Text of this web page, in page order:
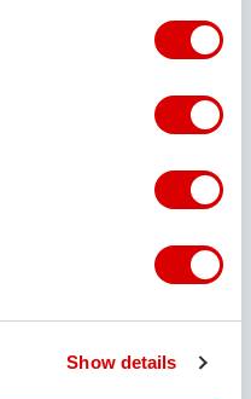
Show details